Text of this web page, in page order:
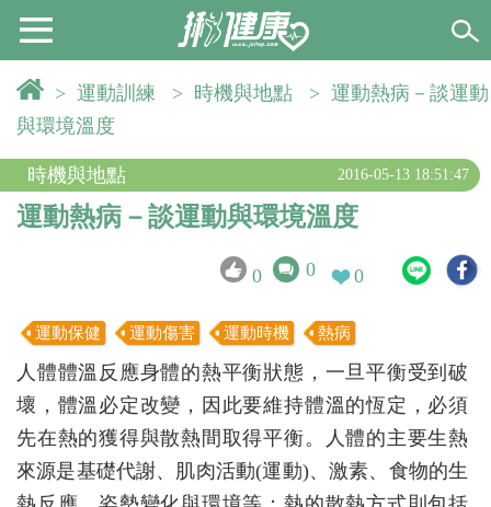
> 運動訓練 > 時機與地點 > 運動熱病－談運動
與環境溫度
時機與地點 2016-05-13 18:51:47
運動熱病－談運動與環境溫度
0 0 0
運動保健 運動傷害 運動時機 熱病
人體體溫反應身體的熱平衡狀態，一旦平衡受到破
壞，體溫必定改變，因此要維持體溫的恆定，必須
先在熱的獲得與散熱間取得平衡。人體的主要生熱
來源是基礎代謝、肌肉活動(運動)、激素、食物的生